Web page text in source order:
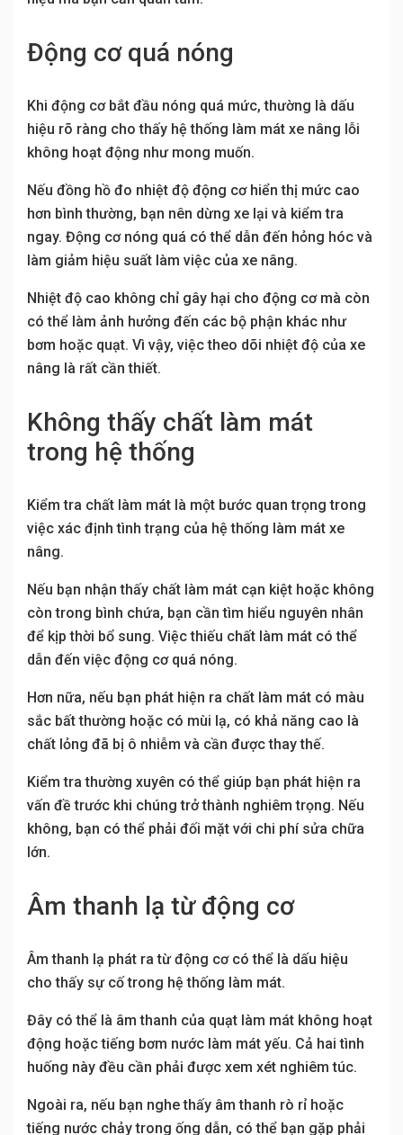
Động cơ quá nóng
Khi động cơ bắt đầu nóng quá mức, thường là dấu
hiệu rõ ràng cho thấy hệ thống làm mát xe nâng lỗi
không hoạt động như mong muốn.
Nếu đồng hồ đo nhiệt độ động cơ hiển thị mức cao
hơn bình thường, bạn nên dừng xe lại và kiểm tra
ngay. Động cơ nóng quá có thể dẫn đến hỏng hóc và
làm giảm hiệu suất làm việc của xe nâng.
Nhiệt độ cao không chỉ gây hại cho động cơ mà còn
có thể làm ảnh hưởng đến các bộ phận khác như
bơm hoặc quạt. Vì vậy, việc theo dõi nhiệt độ của xe
nâng là rất cần thiết.
Không thấy chất làm mát
trong hệ thống
Kiểm tra chất làm mát là một bước quan trọng trong
việc xác định tình trạng của hệ thống làm mát xe
nâng.
Nếu bạn nhận thấy chất làm mát cạn kiệt hoặc không
còn trong bình chứa, bạn cần tìm hiểu nguyên nhân
để kịp thời bổ sung. Việc thiếu chất làm mát có thể
dẫn đến việc động cơ quá nóng.
Hơn nữa, nếu bạn phát hiện ra chất làm mát có màu
sắc bất thường hoặc có mùi lạ, có khả năng cao là
chất lỏng đã bị ô nhiễm và cần được thay thế.
Kiểm tra thường xuyên có thể giúp bạn phát hiện ra
vấn đề trước khi chúng trở thành nghiêm trọng. Nếu
không, bạn có thể phải đối mặt với chi phí sửa chữa
lớn.
Âm thanh lạ từ động cơ
Âm thanh lạ phát ra từ động cơ có thể là dấu hiệu
cho thấy sự cố trong hệ thống làm mát.
Đây có thể là âm thanh của quạt làm mát không hoạt
động hoặc tiếng bơm nước làm mát yếu. Cả hai tình
huống này đều cần phải được xem xét nghiêm túc.
Ngoài ra, nếu bạn nghe thấy âm thanh rò rỉ hoặc
tiếng nước chảy trong ống dẫn, có thể bạn gặp phải